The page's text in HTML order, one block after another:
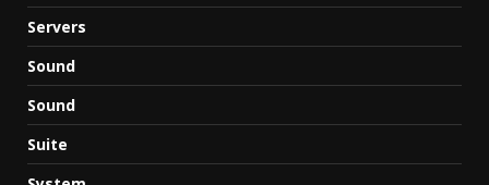
Servers
Sound
Sound
Suite